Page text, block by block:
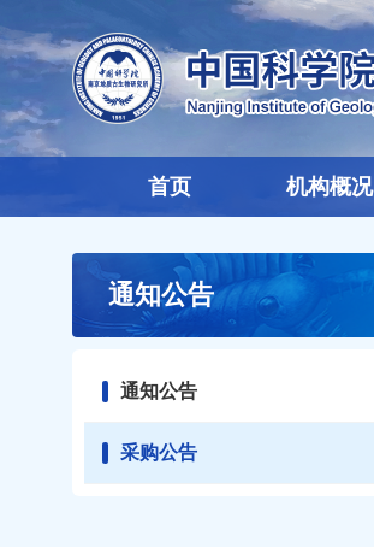
首页 机构概况
通知公告
通知公告
采购公告